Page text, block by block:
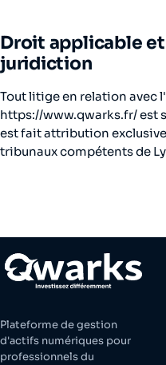
Droit applicable
juridiction
Tout litige en relation avec
https://www.qwarks.fr/ est
est fait attribution
tribunaux compétents de
Plateforme de gestion
d'actifs numériques pour
professionnels du